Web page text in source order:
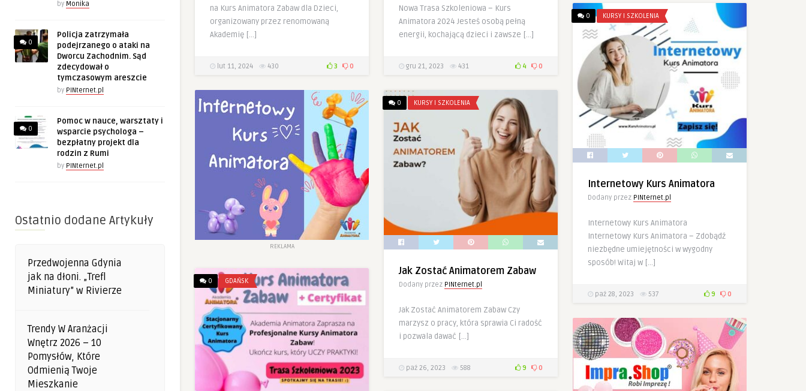
by Monika
0
Policja zatrzymała
podejrzanego o ataki na
Dworcu Zachodnim. Sąd
zdecydował o
tymczasowym areszcie
by PINternet.pl
0
Pomoc w nauce, warsztaty i
wsparcie psychologa –
bezpłatny projekt dla
rodzin z Rumi
by PINternet.pl
Ostatnio dodane Artykuły
Przedwojenna Gdynia
jak na dłoni. „Trefl
Miniatury” w Rivierze
Trendy W Aranżacji
Wnętrz 2026 – 10
Pomysłów, Które
Odmienią Twoje
Mieszkanie
na Kurs Animatora Zabaw dla Dzieci,
organizowany przez renomowaną
Akademię […]
lut 11, 2024 430 3 0
Nowa Trasa Szkoleniowa – Kurs
Animatora 2024 Jesteś osobą pełną
energii, kochającą dzieci i zawsze […]
gru 21, 2023 431 4 0
0 KURSY I SZKOLENIA
Internetowy Kurs Animatora
Dodany przez PINternet.pl
Internetowy Kurs Animatora
Internetowy Kurs Animatora – Zdobądź
niezbędne umiejętności w wygodny
sposób! Witaj w […]
paź 28, 2023 537 9 0
REKLAMA
0 KURSY I SZKOLENIA
Jak Zostać Animatorem Zabaw
Dodany przez PINternet.pl
Jak Zostać Animatorem Zabaw Czy
marzysz o pracy, która sprawia Ci radość
i pozwala dawać […]
paź 26, 2023 588 9 0
0 GDAŃSK